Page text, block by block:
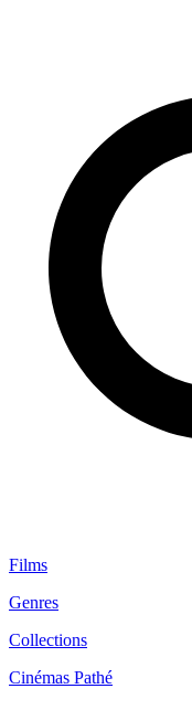
Films
Genres
Collections
Cinémas Pathé